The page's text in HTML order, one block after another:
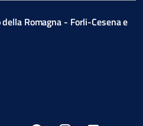
Romagna - Forli-Cesena e